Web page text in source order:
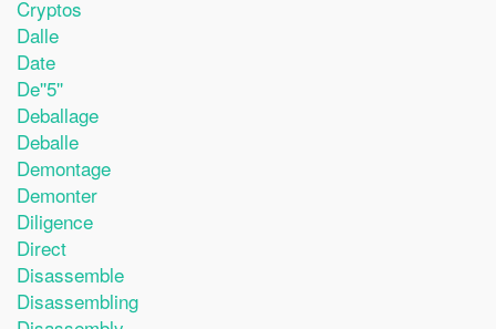
Cryptos
Dalle
Date
De''5''
Deballage
Deballe
Demontage
Demonter
Diligence
Direct
Disassemble
Disassembling